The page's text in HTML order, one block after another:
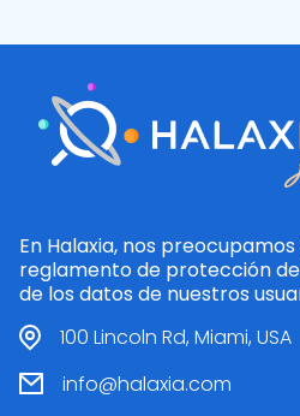
En Halaxia, nos
reglamento de protección
de los datos de nuestros
100 Lincoln Rd, Miami, USA
info@halaxia.com